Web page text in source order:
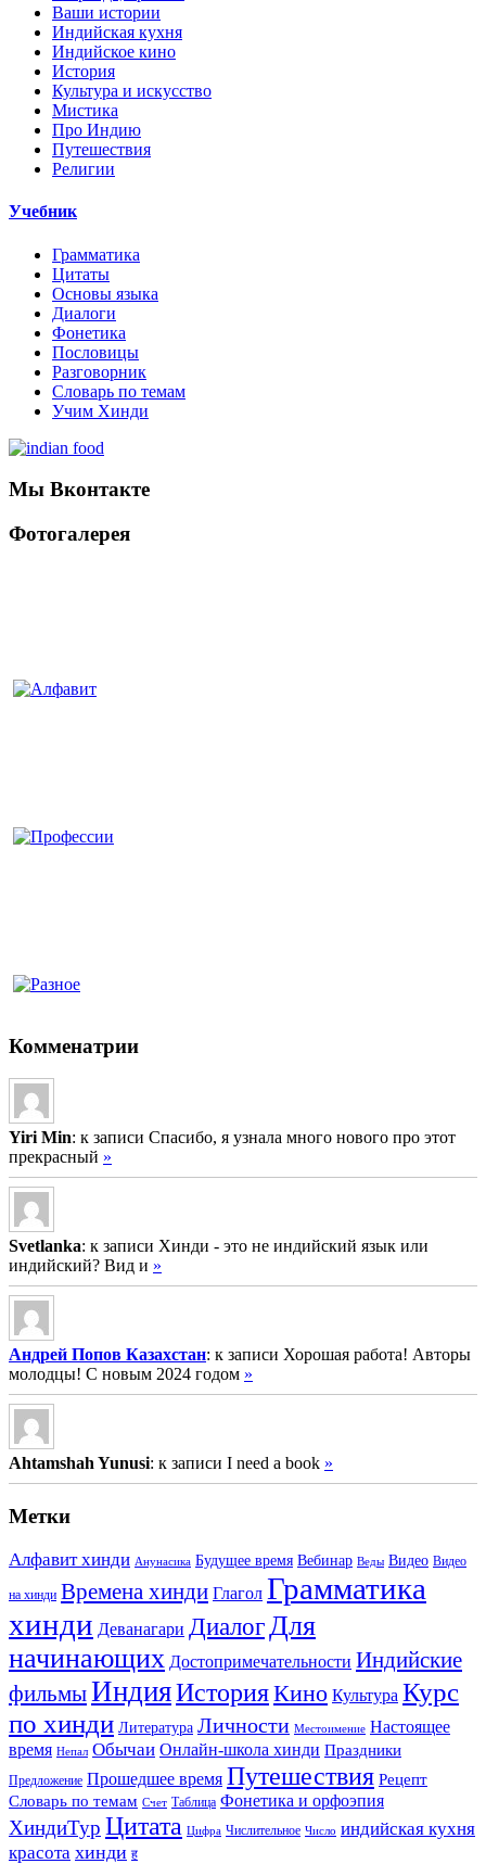
Ваши истории
Индийская кухня
Индийское кино
История
Культура и искусство
Мистика
Про Индию
Путешествия
Религии
Учебник
Грамматика
Цитаты
Основы языка
Диалоги
Фонетика
Пословицы
Разговорник
Словарь по темам
Учим Хинди
Мы Вконтакте
Фотогалерея
Комменатрии
Yiri Min: к записи Спасибо, я узнала много нового про этот
прекрасный »
Svetlanka: к записи Хинди - это не индийский язык или
индийский? Вид и »
Андрей Попов Казахстан: к записи Хорошая работа! Авторы
молодцы! С новым 2024 годом »
Ahtamshah Yunusi: к записи I need a book »
Метки
Алфавит хинди Анунасика Будущее время Вебинар Веды Видео Видео
на хинди Времена хинди Глагол Грамматика
хинди Деванагари Диалог Для
начинающих Достопримечательности Индийские
фильмыИндияИсторияКино Культура Курс
по хинди Литература Личности Местоимение Настоящее
время Непал Обычаи Онлайн-школа хинди Праздники
Предложение Прошедшее время Путешествия Рецепт
Словарь по темам Счет Таблица Фонетика и орфоэпия
ХиндиТур Цитата Цифра Числительное Число индийская кухня
красота хинди ह